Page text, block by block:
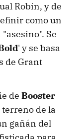
Robin, y de
como un
Se
' y se basa
de Grant
de Booster
de la
gañán del